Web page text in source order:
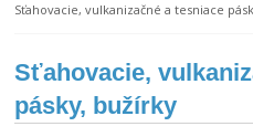
Sťahovacie, vulkanizačné a tesniace
Sťahovacie,
pásky, bužírky